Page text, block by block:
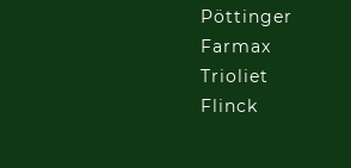
Pöttinger
Farmax
Trioliet
Flinck